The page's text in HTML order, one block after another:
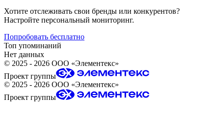
Хотите отслеживать свои бренды или конкурентов?
Настройте персональный мониторинг.
Попробовать бесплатно
Топ упоминаний
Нет данных
© 2025 - 2026 ООО «Элементекс»
Проект группы
© 2025 - 2026 ООО «Элементекс»
Проект группы